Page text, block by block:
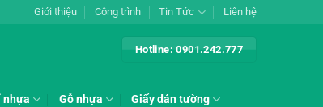
Giới thiệu Công trình Tin Tức Liên hệ
Hotline: 0901.242.777
nhựa Gỗ nhựa Giấy dán tường